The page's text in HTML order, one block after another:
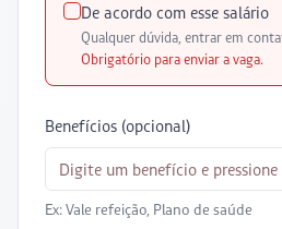
De acordo com esse salário
Qualquer dúvida, entrar em
Obrigatório para enviar a vaga.
Benefícios (opcional)
Ex: Vale refeição, Plano de saúde